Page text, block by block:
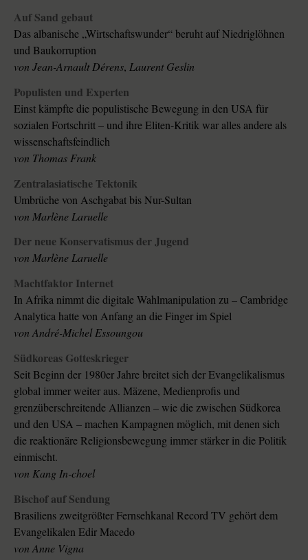
Auf Sand gebaut
Das albanische „Wirtschaftswunder“ beruht auf Niedriglöhnen
und Baukorruption
von Jean-Arnault Dérens, Laurent Geslin
Populisten und Experten
Einst kämpfte die populistische Bewegung in den USA für
sozialen Fortschritt – und ihre Eliten-Kritik war alles andere als
wissenschaftsfeindlich
von Thomas Frank
Zentralasiatische Tektonik
Umbrüche von Aschgabat bis Nur-Sultan
von Marlène Laruelle
Der neue Konservatismus der Jugend
von Marlène Laruelle
Machtfaktor Internet
In Afrika nimmt die digitale Wahlmanipulation zu – Cambridge
Analytica hatte von Anfang an die Finger im Spiel
von André-Michel Essoungou
Südkoreas Gotteskrieger
Seit Beginn der 1980er Jahre breitet sich der Evangelikalismus
global immer weiter aus. Mäzene, Medienprofis und
grenzüberschreitende Allianzen – wie die zwischen Südkorea
und den USA – machen Kampagnen möglich, mit denen sich
die reaktionäre Religionsbewegung immer stärker in die Politik
einmischt.
von Kang In-choel
Bischof auf Sendung
Brasiliens zweitgrößter Fernsehkanal Record TV gehört dem
Evangelikalen Edir Macedo
von Anne Vigna